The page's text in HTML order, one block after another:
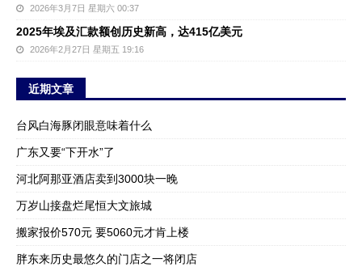
2026年3月7日 星期六 00:37
2025年埃及汇款额创历史新高，达415亿美元
2026年2月27日 星期五 19:16
近期文章
台风白海豚闭眼意味着什么
广东又要“下开水”了
河北阿那亚酒店卖到3000块一晚
万岁山接盘烂尾恒大文旅城
搬家报价570元 要5060元才肯上楼
胖东来历史最悠久的门店之一将闭店